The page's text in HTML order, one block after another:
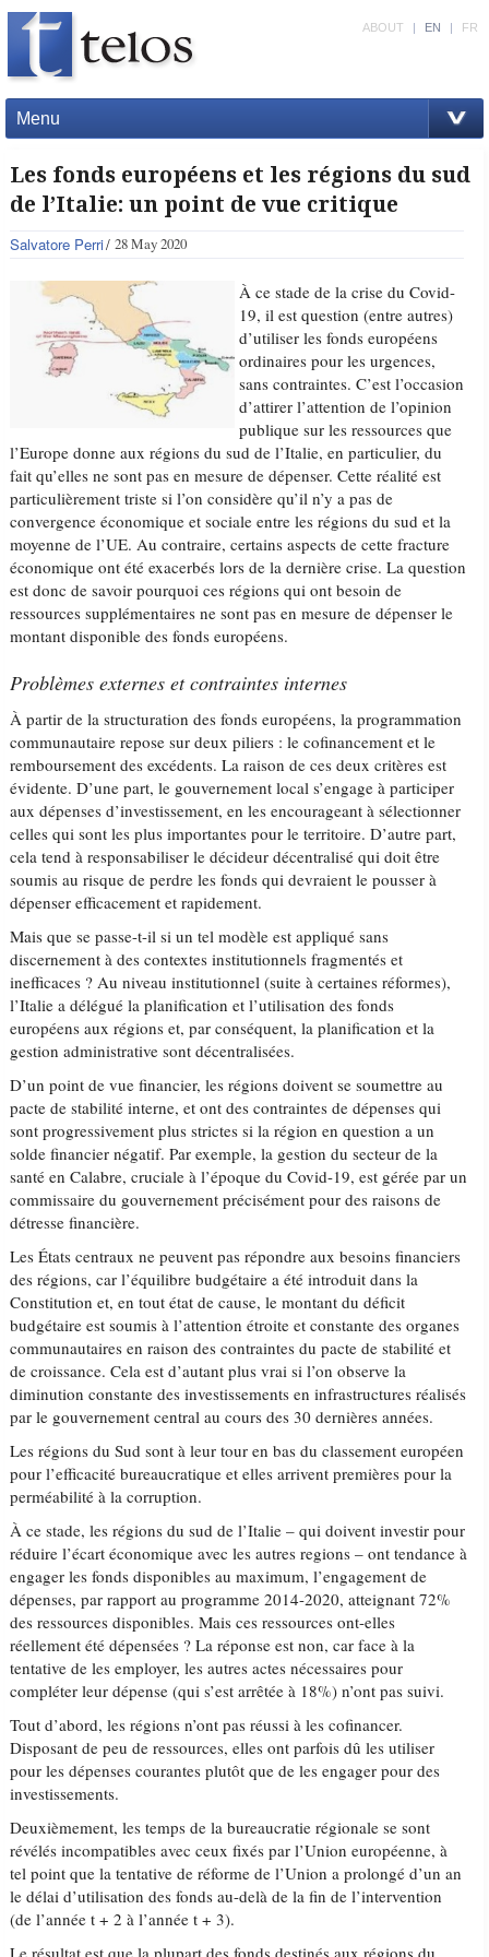
Menu
ABOUT | EN | FR
Les fonds européens et les régions du sud
de l’Italie: un point de vue critique
Salvatore Perri 28 May 2020
À ce stade de la crise du Covid-
19, il est question (entre autres)
d’utiliser les fonds européens
ordinaires pour les urgences,
sans contraintes. C’est l’occasion
d’attirer l’attention de l’opinion
publique sur les ressources que
l’Europe donne aux régions du sud de l’Italie, en particulier, du
fait qu’elles ne sont pas en mesure de dépenser. Cette réalité est
particulièrement triste si l’on considère qu’il n’y a pas de
convergence économique et sociale entre les régions du sud et la
moyenne de l’UE. Au contraire, certains aspects de cette fracture
économique ont été exacerbés lors de la dernière crise. La question
est donc de savoir pourquoi ces régions qui ont besoin de
ressources supplémentaires ne sont pas en mesure de dépenser le
montant disponible des fonds européens.
Problèmes externes et contraintes internes
À partir de la structuration des fonds européens, la programmation
communautaire repose sur deux piliers : le cofinancement et le
remboursement des excédents. La raison de ces deux critères est
évidente. D’une part, le gouvernement local s’engage à participer
aux dépenses d’investissement, en les encourageant à sélectionner
celles qui sont les plus importantes pour le territoire. D’autre part,
cela tend à responsabiliser le décideur décentralisé qui doit être
soumis au risque de perdre les fonds qui devraient le pousser à
dépenser efficacement et rapidement.
Mais que se passe-t-il si un tel modèle est appliqué sans
discernement à des contextes institutionnels fragmentés et
inefficaces ? Au niveau institutionnel (suite à certaines réformes),
l’Italie a délégué la planification et l’utilisation des fonds
européens aux régions et, par conséquent, la planification et la
gestion administrative sont décentralisées.
D’un point de vue financier, les régions doivent se soumettre au
pacte de stabilité interne, et ont des contraintes de dépenses qui
sont progressivement plus strictes si la région en question a un
solde financier négatif. Par exemple, la gestion du secteur de la
santé en Calabre, cruciale à l’époque du Covid-19, est gérée par un
commissaire du gouvernement précisément pour des raisons de
détresse financière.
Les États centraux ne peuvent pas répondre aux besoins financiers
des régions, car l’équilibre budgétaire a été introduit dans la
Constitution et, en tout état de cause, le montant du déficit
budgétaire est soumis à l’attention étroite et constante des organes
communautaires en raison des contraintes du pacte de stabilité et
de croissance. Cela est d’autant plus vrai si l’on observe la
diminution constante des investissements en infrastructures réalisés
par le gouvernement central au cours des 30 dernières années.
Les régions du Sud sont à leur tour en bas du classement européen
pour l’efficacité bureaucratique et elles arrivent premières pour la
perméabilité à la corruption.
À ce stade, les régions du sud de l’Italie – qui doivent investir pour
réduire l’écart économique avec les autres regions – ont tendance à
engager les fonds disponibles au maximum, l’engagement de
dépenses, par rapport au programme 2014-2020, atteignant 72%
des ressources disponibles. Mais ces ressources ont-elles
réellement été dépensées ? La réponse est non, car face à la
tentative de les employer, les autres actes nécessaires pour
compléter leur dépense (qui s’est arrêtée à 18%) n’ont pas suivi.
Tout d’abord, les régions n’ont pas réussi à les cofinancer.
Disposant de peu de ressources, elles ont parfois dû les utiliser
pour les dépenses courantes plutôt que de les engager pour des
investissements.
Deuxièmement, les temps de la bureaucratie régionale se sont
révélés incompatibles avec ceux fixés par l’Union européenne, à
tel point que la tentative de réforme de l’Union a prolongé d’un an
le délai d’utilisation des fonds au-delà de la fin de l’intervention
(de l’année t + 2 à l’année t + 3).
Le résultat est que la plupart des fonds destinés aux régions du